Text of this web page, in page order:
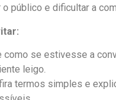
o público e dificultar a
como se estivesse a
leigo.
termos simples e